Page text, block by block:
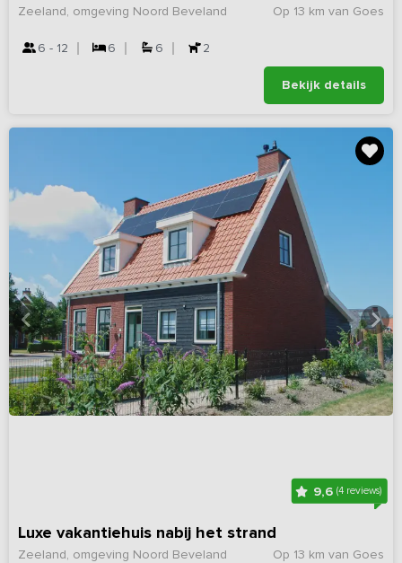
Op 13 km van Goes
Zeeland, omgeving Noord Beveland
6 - 12 6 6 2
Bekijk details
9,6(4 reviews)
Luxe vakantiehuis nabij het strand
Op 13 km van Goes
Zeeland, omgeving Noord Beveland